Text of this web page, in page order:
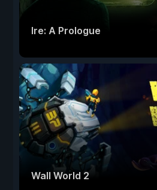
Ire: A Prologue
Wall World 2